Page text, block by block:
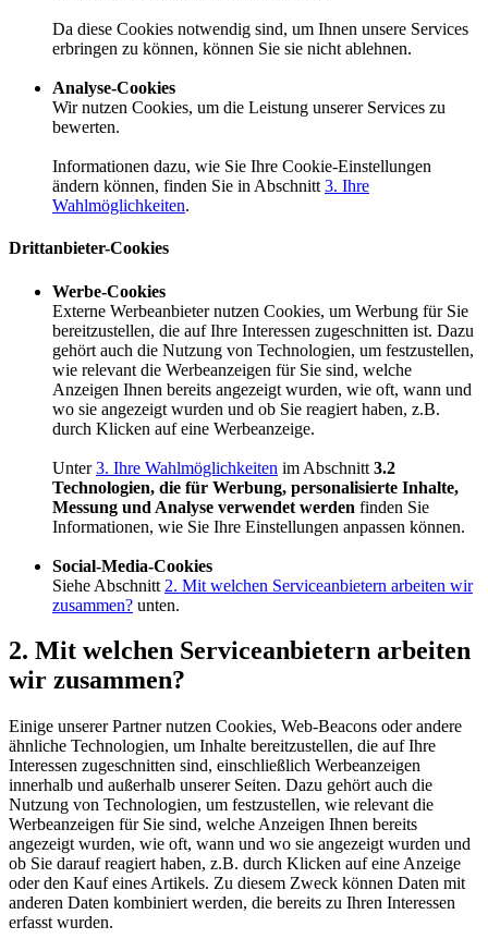
Da diese Cookies notwendig sind, um Ihnen unsere Services
erbringen zu können, können Sie sie nicht ablehnen.
Analyse-Cookies
Wir nutzen Cookies, um die Leistung unserer Services zu
bewerten.
Informationen dazu, wie Sie Ihre Cookie-Einstellungen
ändern können, finden Sie in Abschnitt 3. Ihre
Wahlmöglichkeiten.
Drittanbieter-Cookies
Werbe-Cookies
Externe Werbeanbieter nutzen Cookies, um Werbung für Sie
bereitzustellen, die auf Ihre Interessen zugeschnitten ist. Dazu
gehört auch die Nutzung von Technologien, um festzustellen,
wie relevant die Werbeanzeigen für Sie sind, welche
Anzeigen Ihnen bereits angezeigt wurden, wie oft, wann und
wo sie angezeigt wurden und ob Sie reagiert haben, z.B.
durch Klicken auf eine Werbeanzeige.
Unter3. Ihre Wahlmöglichkeiten im Abschnitt 3.2
Technologien, die für Werbung, personalisierte Inhalte,
Messung und Analyse verwendet werden finden Sie
Informationen, wie Sie Ihre Einstellungen anpassen können.
Social-Media-Cookies
Siehe Abschnitt 2. Mit welchen Serviceanbietern arbeiten wir
zusammen? unten.
2. Mit welchen Serviceanbietern arbeiten
wir zusammen?
Einige unserer Partner nutzen Cookies, Web-Beacons oder andere
ähnliche Technologien, um Inhalte bereitzustellen, die auf Ihre
Interessen zugeschnitten sind, einschließlich Werbeanzeigen
innerhalb und außerhalb unserer Seiten. Dazu gehört auch die
Nutzung von Technologien, um festzustellen, wie relevant die
Werbeanzeigen für Sie sind, welche Anzeigen Ihnen bereits
angezeigt wurden, wie oft, wann und wo sie angezeigt wurden und
ob Sie darauf reagiert haben, z.B. durch Klicken auf eine Anzeige
oder den Kauf eines Artikels. Zu diesem Zweck können Daten mit
anderen Daten kombiniert werden, die bereits zu Ihren Interessen
erfasst wurden.